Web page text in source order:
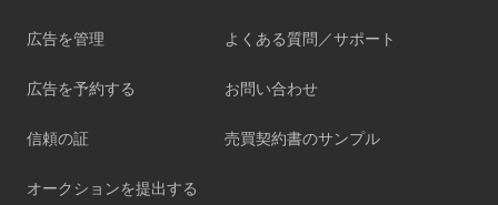
広告を管理
広告を予約する
信頼の証
オークションを提出する
よくある質問／サポート
お問い合わせ
売買契約書のサンプル